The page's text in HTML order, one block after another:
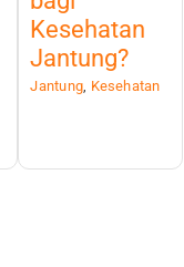
Kesehatan
Jantung?
Jantung Kesehatan